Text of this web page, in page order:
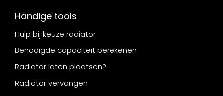
Handige tools
Hulp bij keuze radiator
Benodigde capaciteit berekenen
Radiator laten plaatsen?
Radiator vervangen